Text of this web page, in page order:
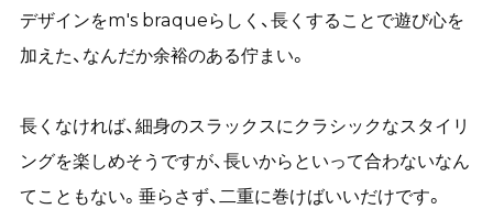
デザインをm's braqueらしく、長くすることで遊び心を
加えた、なんだか余裕のある佇まい。
長くなければ、細身のスラックスにクラシックなスタイリ
ングを楽しめそうですが、長いからといって合わないなん
てこともない。垂らさず、二重に巻けばいいだけです。